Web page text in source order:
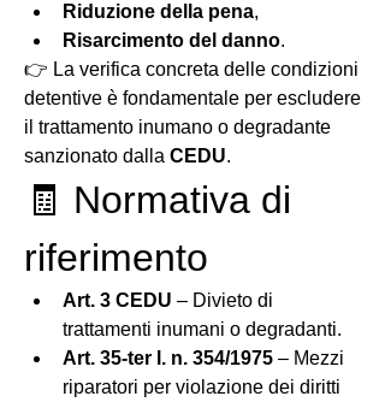
Riduzione della pena,
Risarcimento del danno.
👉 La verifica concreta delle condizioni
detentive è fondamentale per escludere
il trattamento inumano o degradante
sanzionato dalla CEDU.
🧾 Normativa di
riferimento
Art. 3 CEDU – Divieto di
trattamenti inumani o degradanti.
Art. 35-ter l. n. 354/1975 – Mezzi
riparatori per violazione dei diritti